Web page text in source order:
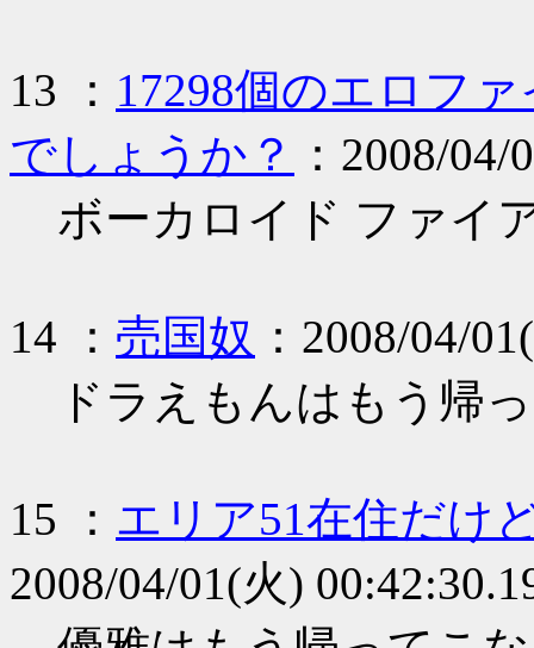
13 ： 17298個のエロフ
でしょうか？
：2008/
ボーカロイド ファイ
14 ： 売国奴 ：2008/04/
ドラえもんはもう帰
15 ： エリア51在住だけ
2008/04/01(火)